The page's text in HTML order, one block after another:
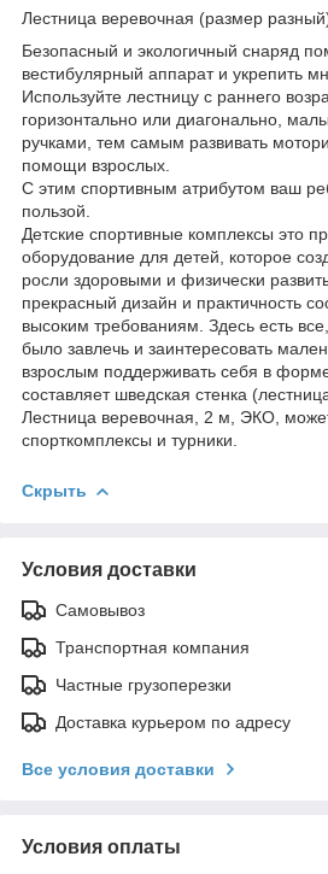
Лестница веревочная (размер
Безопасный и экологичный снаряд
вестибулярный аппарат и укрепить
Используйте лестницу с раннего
горизонтально или диагонально,
ручками, тем самым развивать
помощи взрослых.
С этим спортивным атрибутом ваш
пользой.
Детские спортивные комплексы это
оборудование для детей, которое
росли здоровыми и физически
прекрасный дизайн и практичность
высоким требованиям. Здесь есть
было завлечь и заинтересовать
взрослым поддерживать себя в
составляет шведская стенка
Лестница веревочная, 2 м, ЭКО,
спорткомплексы и турники.
Скрыть
Условия доставки
Самовывоз
Транспортная компания
Частные грузоперезки
Доставка курьером по адресу
Все условия доставки
Условия оплаты